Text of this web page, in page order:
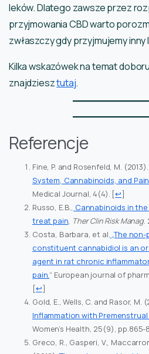
leków. Dlatego zawsze przez
przyjmowania CBD warto
zwłaszczy gdy przyjmujemy inny
Kilka wskazówek na temat
znajdziesztutaj.
Referencje
Fine, P. and Rosenfeld, M.
System, Cannabinoids, and Pain
Medical Journal, 4(4). [↩]
Russo, E.B.,
Cannabinoids in
treat pain Ther Clin Risk Manag.
Costa, Barbara, et al. „The
constituent cannabidiol is an
agent in rat chronic
pain. “ European journal of
[↩]
Gold, E., Wells, C. and Rasor, M.
Inflammation with
Women’s Health, 25(9), pp.865-
Greco, R., Gasperi, V.,